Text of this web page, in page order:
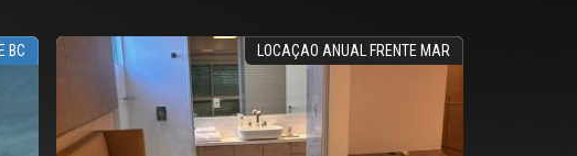
LOCAÇAO ANUAL FRENTE MAR